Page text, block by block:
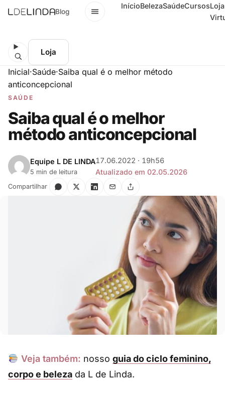
Blog Menu InícioBelezaSaúdeCursosLoja
Loja
Inicial·Saúde·Saiba qual é o melhor método
anticoncepcional
SAÚDE
Saiba qual é o melhor
método anticoncepcional
Equipe L DE LINDA
5 min de leitura
17.06.2022 · 19h56
Atualizado em 02.05.2026
Compartilhar
Veja também: nosso guia do ciclo feminino,
corpo e beleza da L de Linda.